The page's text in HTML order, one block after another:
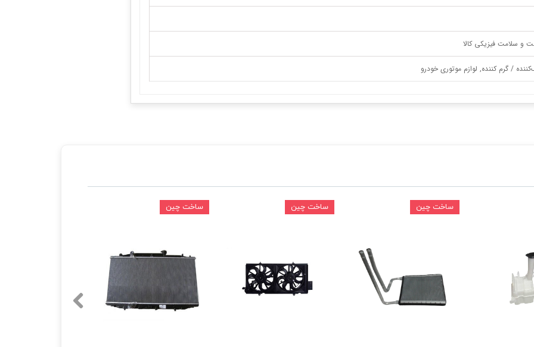
و سلامت فیزیکی کالا
/ گرم کننده, لوازم موتوری خودرو
ساخت چین ساخت چین ساخت چین